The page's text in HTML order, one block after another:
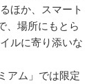
ほか、スマート
、場所にもとら
ルに寄り添いな
アム」では限定